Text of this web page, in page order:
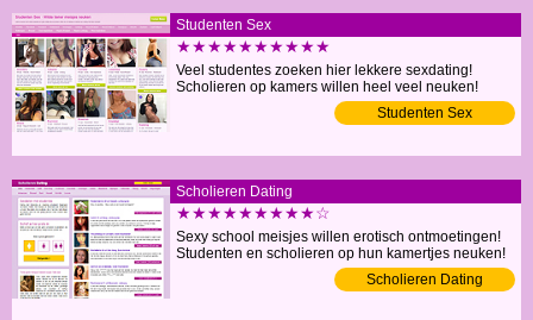
Studenten Sex
★★★★★★★★★★
Veel studentes zoeken hier lekkere sexdating!
Scholieren op kamers willen heel veel neuken!
Studenten Sex
Scholieren Dating
★★★★★★★★★☆
Sexy school meisjes willen erotisch ontmoetingen!
Studenten en scholieren op hun kamertjes neuken!
Scholieren Dating